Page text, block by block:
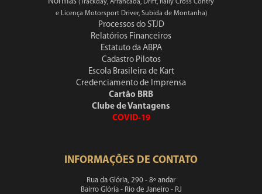
(Trackday, Arrancada, Drift, Rally Cross Contry
e Licença Motorsport Driver, Subida de Montanha)
Processos do STJD
Relatórios Financeiros
Estatuto da ABPA
Cadastro Pilotos
Escola Brasileira de Kart
Credenciamento de Imprensa
Cartão BRB
Clube de Vantagens
COVID-19
INFORMAÇÕES DE CONTATO
Rua da Glória, 290 - 8º andar
Bairro Glória - Rio de Janeiro - RJ